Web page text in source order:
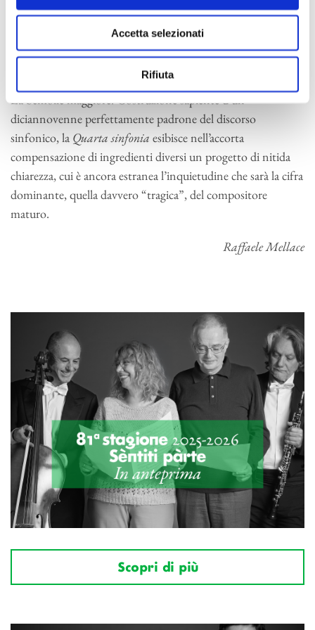
Accetta selezionati
Rifiuta
goffaggine, cui il delicato
ripresa dell’urgenza espressiva del Do minore nel
riesce a rinunciare al tono giocoso e spensierato del dialogo
tra archi e legni che anima il secondo tema, nuovamente in
La bemolle maggiore. Costruzione sapiente d’un
diciannovenne perfettamente padrone del discorso
sinfonico, la Quarta sinfonia esibisce nell’accorta
compensazione di ingredienti diversi un progetto di nitida
chiarezza, cui è ancora estranea l’inquietudine che sarà la cifra
dominante, quella davvero “tragica”, del compositore
maturo.
Raffaele Mellace
Scopri di più